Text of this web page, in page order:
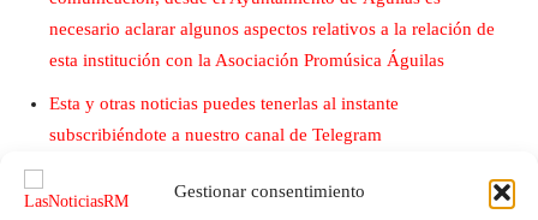
Gestionar consentimiento
necesario aclarar algunos aspectos relativos a la relación de
esta institución con la Asociación Promúsica Águilas
Esta y otras noticias puedes tenerlas al instante
subscribiéndote a nuestro canal de Telegram